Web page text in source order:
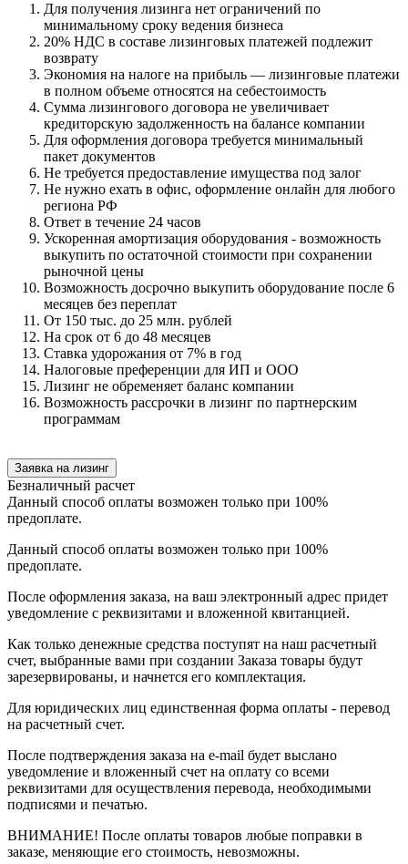
Для получения лизинга нет ограничений по
минимальному сроку ведения бизнеса
20% НДС в составе лизинговых платежей подлежит
возврату
Экономия на налоге на прибыль — лизинговые платежи
в полном объеме относятся на себестоимость
Сумма лизингового договора не увеличивает
кредиторскую задолженность на балансе компании
Для оформления договора требуется минимальный
пакет документов
Не требуется предоставление имущества под залог
Не нужно ехать в офис, оформление онлайн для любого
региона РФ
Ответ в течение 24 часов
Ускоренная амортизация оборудования - возможность
выкупить по остаточной стоимости при сохранении
рыночной цены
Возможность досрочно выкупить оборудование после 6
месяцев без переплат
От 150 тыс. до 25 млн. рублей
На срок от 6 до 48 месяцев
Ставка удорожания от 7% в год
Налоговые преференции для ИП и ООО
Лизинг не обременяет баланс компании
Возможность рассрочки в лизинг по партнерским
программам
Заявка на лизинг
Безналичный расчет
Данный способ оплаты возможен только при 100%
предоплате.
Данный способ оплаты возможен только при 100%
предоплате.
После оформления заказа, на ваш электронный адрес придет
уведомление с реквизитами и вложенной квитанцией.
Как только денежные средства поступят на наш расчетный
счет, выбранные вами при создании Заказа товары будут
зарезервированы, и начнется его комплектация.
Для юридических лиц единственная форма оплаты - перевод
на расчетный счет.
После подтверждения заказа на e-mail будет выслано
уведомление и вложенный счет на оплату со всеми
реквизитами для осуществления перевода, необходимыми
подписями и печатью.
ВНИМАНИЕ! После оплаты товаров любые поправки в
заказе, меняющие его стоимость, невозможны.